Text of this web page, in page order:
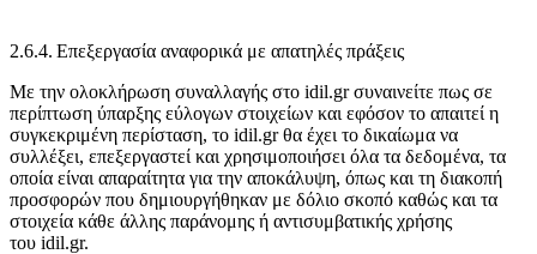
2.6.4. Επεξεργασία αναφορικά με απατηλές πράξεις
Με την ολοκλήρωση συναλλαγής στο idil.gr συναινείτε πως σε
περίπτωση ύπαρξης εύλογων στοιχείων και εφόσον το απαιτεί η
συγκεκριμένη περίσταση, το idil.gr θα έχει το δικαίωμα να
συλλέξει, επεξεργαστεί και χρησιμοποιήσει όλα τα δεδομένα, τα
οποία είναι απαραίτητα για την αποκάλυψη, όπως και τη διακοπή
προσφορών που δημιουργήθηκαν με δόλιο σκοπό καθώς και τα
στοιχεία κάθε άλλης παράνομης ή αντισυμβατικής χρήσης
του idil.gr.